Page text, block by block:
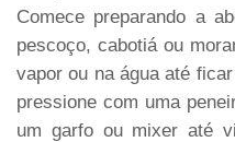
Comece preparando a
pescoço, cabotiá ou
vapor ou na água até
pressione com uma
um garfo ou mixer até